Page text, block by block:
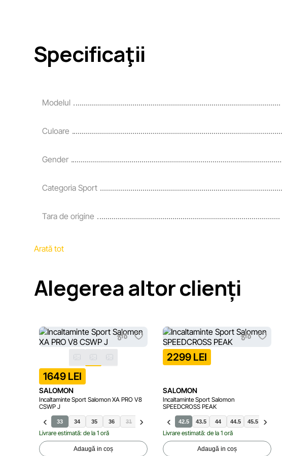
Specificaţii
Modelul
Culoare
Gender
Categoria Sport
Tara de origine
Arată tot
Alegerea altor clienți
1649 LEI
SALOMON
Incaltaminte Sport Salomon XA PRO V8
CSWP J
33 34 35 36 31 40
Livrare estimată: de la 1 oră
Adaugă in coș
2299 LEI
SALOMON
Incaltaminte Sport Salomon
SPEEDCROSS PEAK
42.5 43.5 44 44.5 45.5 47.5
Livrare estimată: de la 1 oră
Adaugă in coș